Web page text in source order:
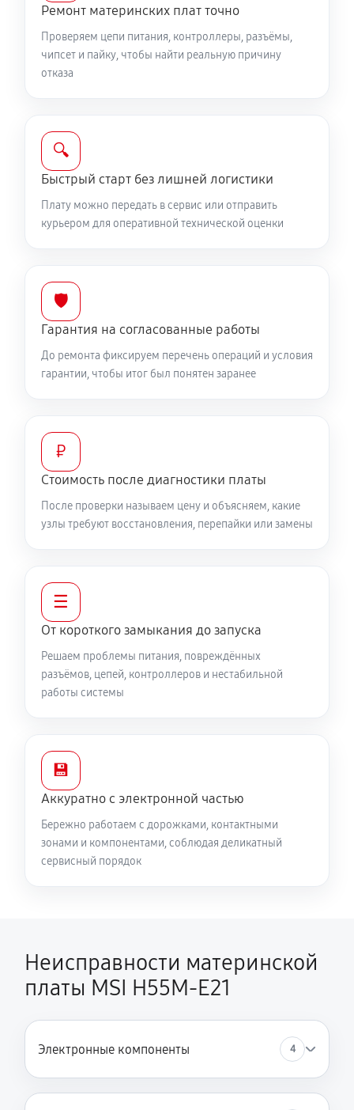
Ремонт материнских плат точно
Проверяем цепи питания, контроллеры, разъёмы,
чипсет и пайку, чтобы найти реальную причину
отказа
🔍
Быстрый старт без лишней логистики
Плату можно передать в сервис или отправить
курьером для оперативной технической оценки
🛡️
Гарантия на согласованные работы
До ремонта фиксируем перечень операций и условия
гарантии, чтобы итог был понятен заранее
₽
Стоимость после диагностики платы
После проверки называем цену и объясняем, какие
узлы требуют восстановления, перепайки или замены
☰
От короткого замыкания до запуска
Решаем проблемы питания, повреждённых
разъёмов, цепей, контроллеров и нестабильной
работы системы
💾
Аккуратно с электронной частью
Бережно работаем с дорожками, контактными
зонами и компонентами, соблюдая деликатный
сервисный порядок
Неисправности материнской
платы MSI H55M-E21
Электронные компоненты 4